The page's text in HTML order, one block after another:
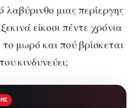
λαβύρινθο μιας περίεργης
είκοσι πέντε χρόνια
το μωρό και πού βρίσκεται
κινδυνεύει;